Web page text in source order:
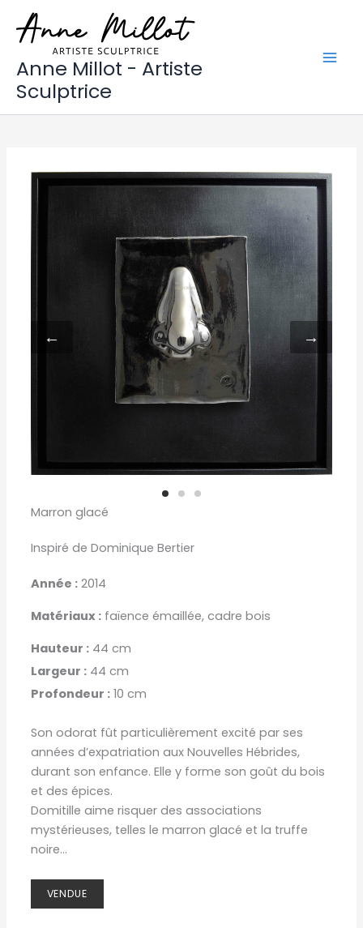
contenu
Anne Millot - Artiste
Sculptrice
← →
Marron glacé
Inspiré de Dominique Bertier
Année :2014
Matériaux :faïence émaillée, cadre bois
Hauteur :44 cm
Largeur :44 cm
Profondeur :10 cm
Son odorat fût particulièrement excité par ses
années d’expatriation aux Nouvelles Hébrides,
durant son enfance. Elle y forme son goût du bois
et des épices.
Domitille aime risquer des associations
mystérieuses, telles le marron glacé et la truffe
noire…
VENDUE